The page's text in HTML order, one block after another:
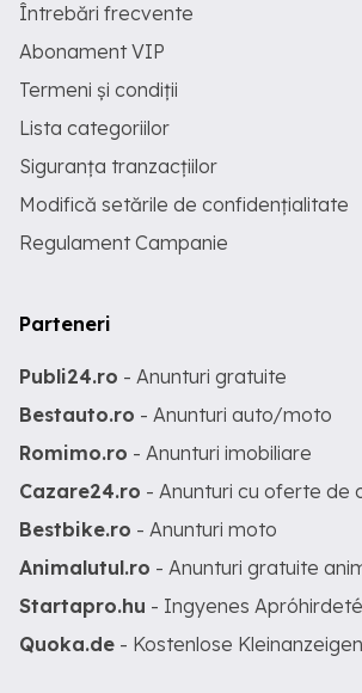
Întrebări frecvente
Abonament VIP
Termeni și condiții
Lista categoriilor
Siguranța tranzacțiilor
Modifică setările de confidențialitate
Regulament Campanie
Parteneri
Publi24.ro - Anunturi gratuite
Bestauto.ro - Anunturi auto/moto
Romimo.ro - Anunturi imobiliare
Cazare24.ro - Anunturi cu oferte de
Bestbike.ro - Anunturi moto
Animalutul.ro - Anunturi gratuite
Startapro.hu - Ingyenes
Quoka.de - Kostenlose Kleinanzeigen